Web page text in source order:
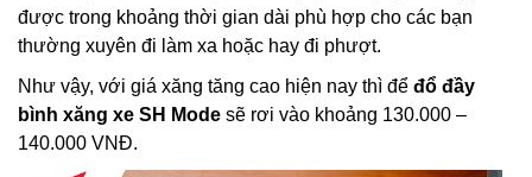
được trong khoảng thời gian dài phù hợp cho các bạn
thường xuyên đi làm xa hoặc hay đi phượt.
Như vậy, với giá xăng tăng cao hiện nay thì để đổ đầy
bình xăng xe SH Mode sẽ rơi vào khoảng 130.000 –
140.000 VNĐ.